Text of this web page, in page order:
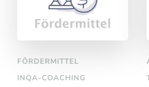
FÖRDERMITTEL
INQA-COACHING